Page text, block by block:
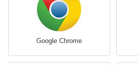
Google Chrome